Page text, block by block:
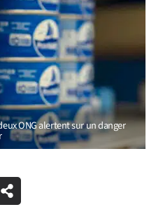
ONG alertent sur un danger